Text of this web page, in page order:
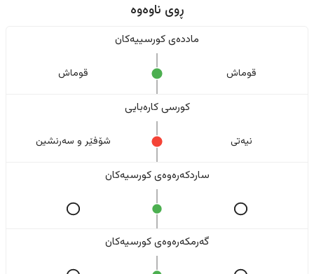
ڕوی ناوەوە
ماددەی کورسییەکان
قوماش قوماش
کورسی کارەبایی
نیەتی شۆفێر و سەرنشین
ساردکەرەوەی کورسیەکان
گەرمکەرەوەی کورسیەکان